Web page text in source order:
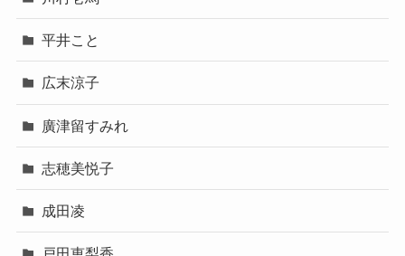
平井こと
広末涼子
廣津留すみれ
志穂美悦子
成田凌